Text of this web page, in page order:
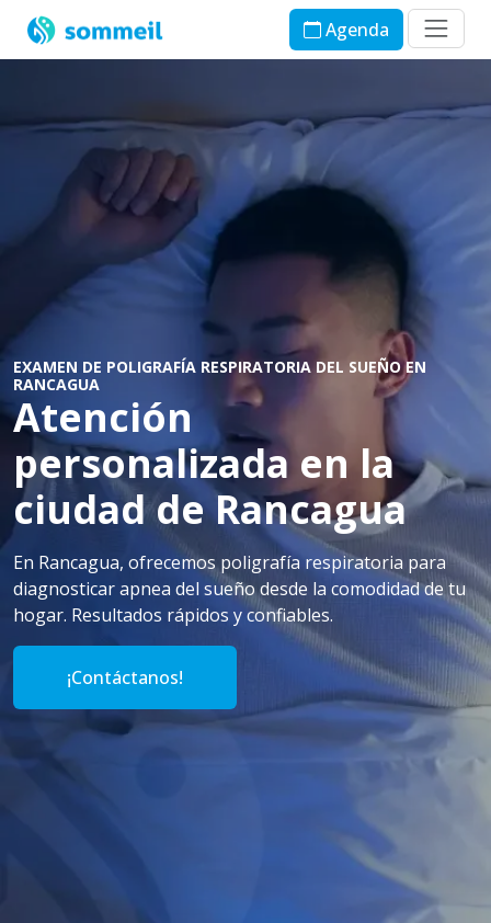
Agenda
EXAMEN DE POLIGRAFÍA RESPIRATORIA DEL SUEÑO EN
RANCAGUA
Atención
personalizada en la
ciudad de Rancagua
En Rancagua, ofrecemos poligrafía respiratoria para
diagnosticar apnea del sueño desde la comodidad de tu
hogar. Resultados rápidos y confiables.
¡Contáctanos!